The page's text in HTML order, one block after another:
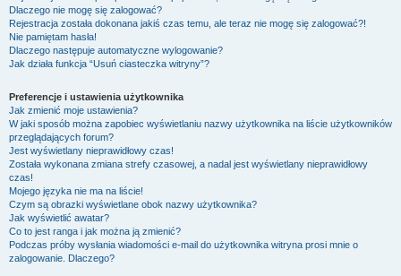
Dlaczego nie mogę się zalogować?
Rejestracja została dokonana jakiś czas temu, ale teraz nie mogę się zalogować?!
Nie pamiętam hasła!
Dlaczego następuje automatyczne wylogowanie?
Jak działa funkcja “Usuń ciasteczka witryny”?
Preferencje i ustawienia użytkownika
Jak zmienić moje ustawienia?
W jaki sposób można zapobiec wyświetlaniu nazwy użytkownika na liście użytkowników
przeglądających forum?
Jest wyświetlany nieprawidłowy czas!
Została wykonana zmiana strefy czasowej, a nadal jest wyświetlany nieprawidłowy
czas!
Mojego języka nie ma na liście!
Czym są obrazki wyświetlane obok nazwy użytkownika?
Jak wyświetlić awatar?
Co to jest ranga i jak można ją zmienić?
Podczas próby wysłania wiadomości e-mail do użytkownika witryna prosi mnie o
zalogowanie. Dlaczego?